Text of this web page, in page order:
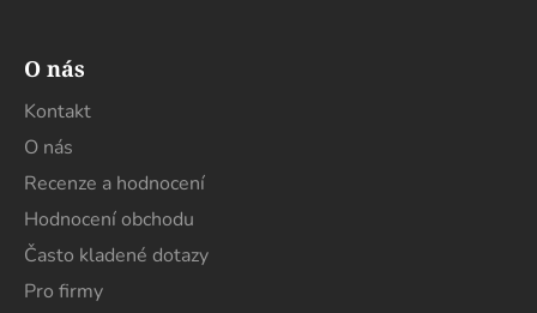
O nás
Kontakt
O nás
Recenze a hodnocení
Hodnocení obchodu
Často kladené dotazy
Pro firmy